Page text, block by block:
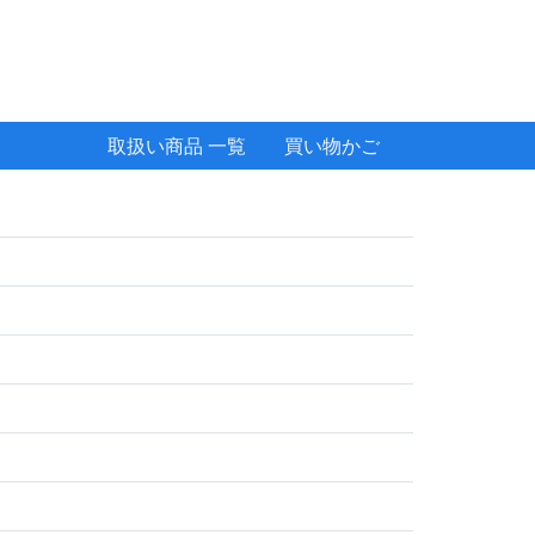
取扱い商品 一覧 買い物かご